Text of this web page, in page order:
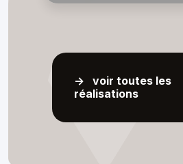
-> voir toutes les
réalisations